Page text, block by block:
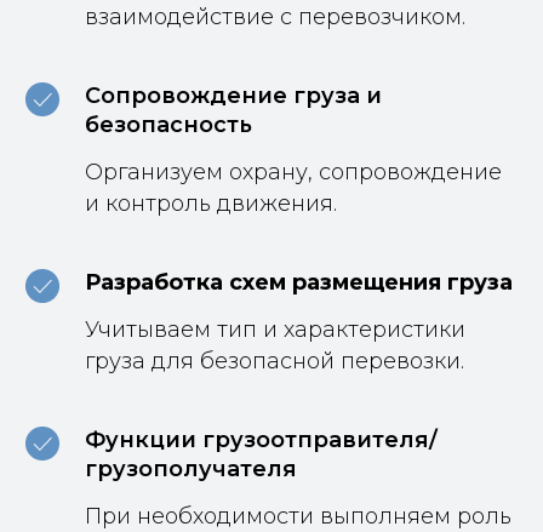
взаимодействие с перевозчиком.
Сопровождение груза и
безопасность
Организуем охрану, сопровождение
и контроль движения.
Разработка схем размещения груза
Учитываем тип и характеристики
груза для безопасной перевозки.
Функции грузоотправителя/
грузополучателя
При необходимости выполняем роль